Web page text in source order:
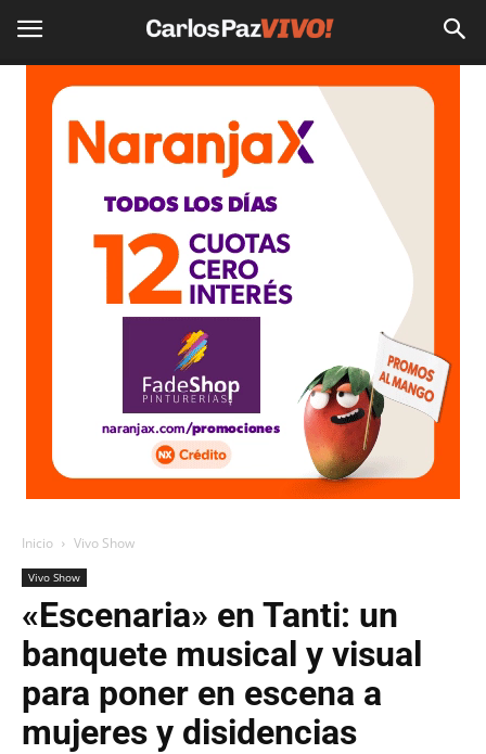
Inicio Vivo Show
Vivo Show
«Escenaria» en Tanti: un
banquete musical y visual
para poner en escena a
mujeres y disidencias